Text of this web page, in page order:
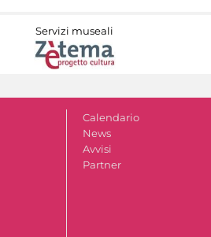
Servizi museali
Calendario
News
Avvisi
Partner